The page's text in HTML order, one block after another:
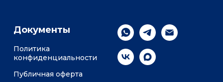
Документы
Политика
конфиденциальности
Публичная оферта